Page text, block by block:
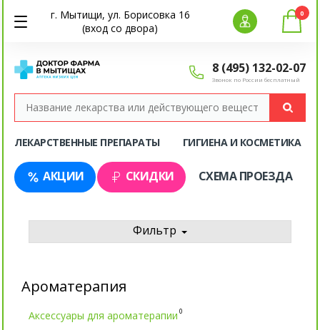
г. Мытищи, ул. Борисовка 16
(вход со двора)
8 (495) 132-02-07
Звонок по России бесплатный
0
ЛЕКАРСТВЕННЫЕ ПРЕПАРАТЫ ГИГИЕНА И КОСМЕТИКА
АКЦИИ СКИДКИ СХЕМА ПРОЕЗДА
Фильтр
Ароматерапия
Аксессуары для ароматерапии 0